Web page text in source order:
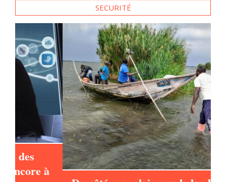
Du côté congolais, sur le lac Edouard,
la faible production insécurise les
pécheurs